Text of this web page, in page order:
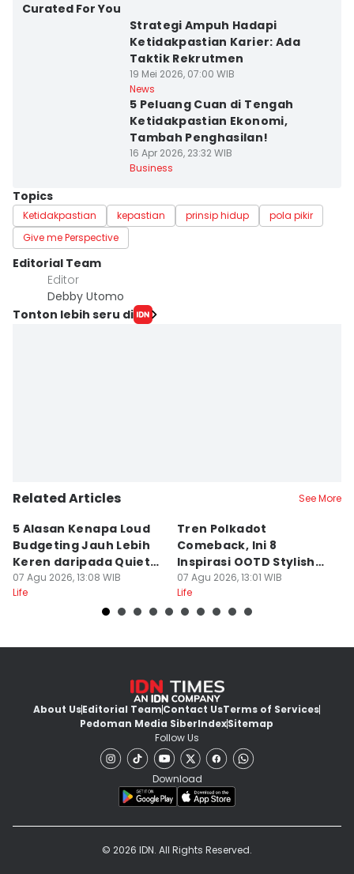
Curated For You
Strategi Ampuh Hadapi
Ketidakpastian Karier: Ada
Taktik Rekrutmen
19 Mei 2026, 07:00 WIB
News
5 Peluang Cuan di Tengah
Ketidakpastian Ekonomi,
Tambah Penghasilan!
16 Apr 2026, 23:32 WIB
Business
Topics
Ketidakpastian kepastian prinsip hidup
pola pikir
Give me Perspective
Editorial Team
Editor
Debby Utomo
Tonton lebih seru di
Related Articles See More
5 Alasan Kenapa Loud
Budgeting Jauh Lebih
Keren daripada Quiet
Luxury
07 Agu 2026, 13:08 WIB
Life
Tren Polkadot
Comeback, Ini 8
Inspirasi OOTD Stylish
ala Inas Rana
07 Agu 2026, 13:01 WIB
Life
About UsEditorial TeamContact UsTerms of Services
Pedoman Media SiberIndexSitemap
Follow Us
Download
© 2026 IDN. All Rights Reserved.